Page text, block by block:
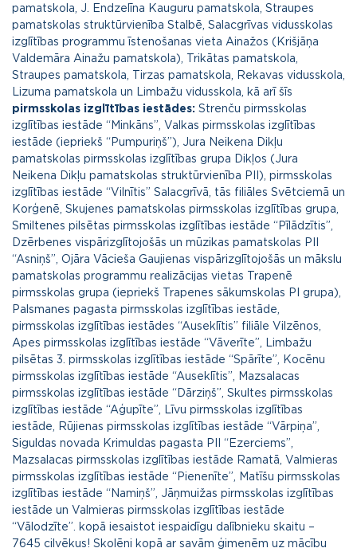
pamatskola, J. Endzelīna Kauguru pamatskola, Straupes
pamatskolas struktūrvienība Stalbē, Salacgrīvas vidusskolas
izglītības programmu īstenošanas vieta Ainažos (Krišjāņa
Valdemāra Ainažu pamatskola), Trikātas pamatskola,
Straupes pamatskola, Tirzas pamatskola, Rekavas vidusskola,
Lizuma pamatskola un Limbažu vidusskola, kā arī šīs
pirmsskolas izglītības iestādes: Strenču pirmsskolas
izglītības iestāde “Minkāns”, Valkas pirmsskolas izglītības
iestāde (iepriekš “Pumpuriņš”), Jura Neikena Dikļu
pamatskolas pirmsskolas izglītības grupa Dikļos (Jura
Neikena Dikļu pamatskolas struktūrvienība PII), pirmsskolas
izglītības iestāde “Vilnītis” Salacgrīvā, tās filiāles Svētciemā un
Korģenē, Skujenes pamatskolas pirmsskolas izglītības grupa,
Smiltenes pilsētas pirmsskolas izglītības iestāde “Pīlādzītis”,
Dzērbenes vispārizglītojošās un mūzikas pamatskolas PII
“Asniņš”, Ojāra Vācieša Gaujienas vispārizglītojošās un mākslu
pamatskolas programmu realizācijas vietas Trapenē
pirmsskolas grupa (iepriekš Trapenes sākumskolas PI grupa),
Palsmanes pagasta pirmsskolas izglītības iestāde,
pirmsskolas izglītības iestādes “Auseklītis” filiāle Vilzēnos,
Apes pirmsskolas izglītības iestāde “Vāverīte”, Limbažu
pilsētas 3. pirmsskolas izglītības iestāde “Spārīte”, Kocēnu
pirmsskolas izglītības iestāde “Auseklītis”, Mazsalacas
pirmsskolas izglītības iestāde “Dārziņš”, Skultes pirmsskolas
izglītības iestāde “Aģupīte”, Līvu pirmsskolas izglītības
iestāde, Rūjienas pirmsskolas izglītības iestāde “Vārpiņa”,
Siguldas novada Krimuldas pagasta PII “Ezerciems”,
Mazsalacas pirmsskolas izglītības iestāde Ramatā, Valmieras
pirmsskolas izglītības iestāde “Pienenīte”, Matīšu pirmsskolas
izglītības iestāde “Namiņš”, Jāņmuižas pirmsskolas izglītības
iestāde un Valmieras pirmsskolas izglītības iestāde
“Vālodzīte”. kopā iesaistot iespaidīgu dalībnieku skaitu –
7645 cilvēkus! Skolēni kopā ar savām ģimenēm uz mācību